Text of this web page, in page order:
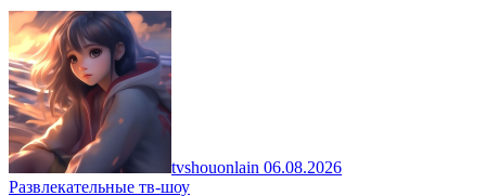
tvshouonlain 06.08.2026
Развлекательные тв-шоу